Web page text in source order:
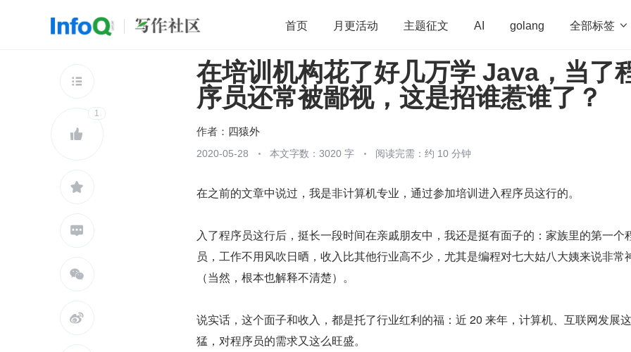
首页 月更活动 主题征文 AI golang 全部标签 
开源 架构 OpenHarmony 算法 学习方法 Web3.0 高
团队管理 程序员 运维 深度思考 低代码 redis
查看更多


1




在培训机构花了好几万学 Java，当了
序员还常被鄙视，这是招谁惹谁了？
作者： 四猿外
2020-05-28 本文字数：3020 字 阅读完需：约 10 分钟
在之前的文章中说过，我是非计算机专业，通过参加培训进入程序员这行的。
入了程序员这行后，挺长一段时间在亲戚朋友中，我还是挺有面子的：家族里的第一个
员，工作不用风吹日晒，收入比其他行业高不少，尤其是编程对七大姑八大姨来说非常
（当然，根本也解释不清楚）。
说实话，这个面子和收入，都是托了行业红利的福：近 20 来年，计算机、互联网发展
猛，对程序员的需求又这么旺盛。